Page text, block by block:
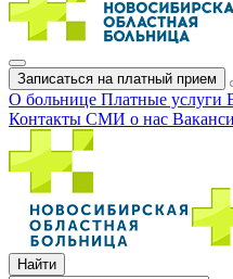
Записаться на платный прием
О больнице Платные услуги
Контакты СМИ о нас